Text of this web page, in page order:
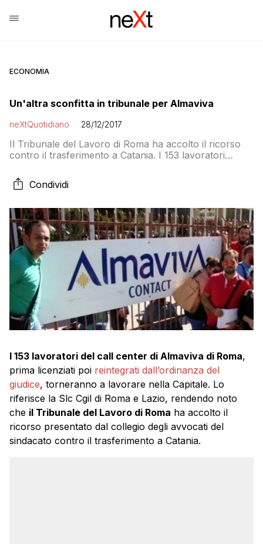
ECONOMIA
Un'altra sconfitta in tribunale per Almaviva
neXtQuotidiano 28/12/2017
Il Tribunale del Lavoro di Roma ha accolto il ricorso
contro il trasferimento a Catania. I 153 lavoratori
16 novembre
Condividi
I 153 lavoratori del call center di Almaviva di Roma,
prima licenziati poi reintegrati dall’ordinanza del
giudice, torneranno a lavorare nella Capitale. Lo
riferisce la Slc Cgil di Roma e Lazio, rendendo noto
che il Tribunale del Lavoro di Roma ha accolto il
ricorso presentato dal collegio degli avvocati del
sindacato contro il trasferimento a Catania.